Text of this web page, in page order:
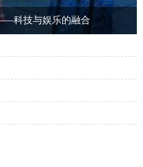
科技与娱乐的融合